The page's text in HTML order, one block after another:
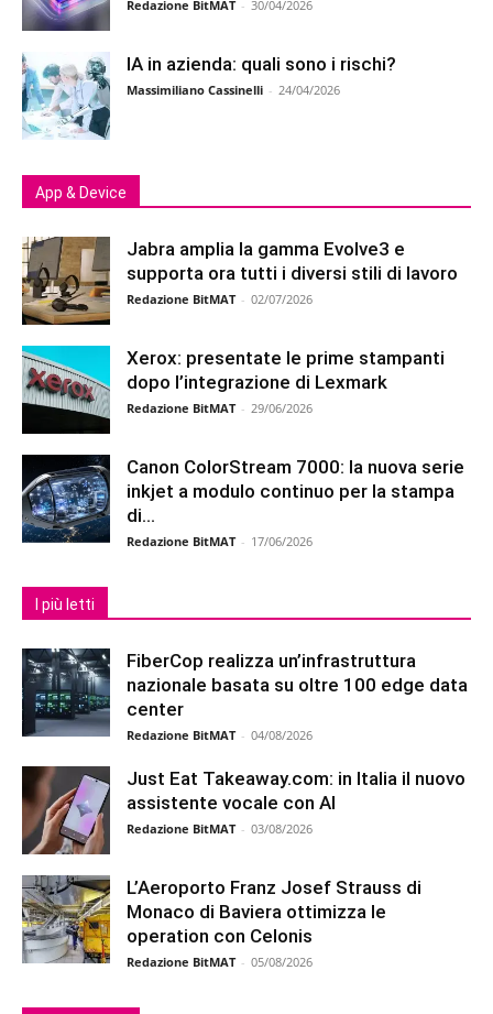
Redazione BitMAT - 30/04/2026
IA in azienda: quali sono i rischi?
Massimiliano Cassinelli - 24/04/2026
App & Device
Jabra amplia la gamma Evolve3 e
supporta ora tutti i diversi stili di lavoro
Redazione BitMAT - 02/07/2026
Xerox: presentate le prime stampanti
dopo l’integrazione di Lexmark
Redazione BitMAT - 29/06/2026
Canon ColorStream 7000: la nuova serie
inkjet a modulo continuo per la stampa
di...
Redazione BitMAT - 17/06/2026
I più letti
FiberCop realizza un’infrastruttura
nazionale basata su oltre 100 edge data
center
Redazione BitMAT - 04/08/2026
Just Eat Takeaway.com: in Italia il nuovo
assistente vocale con AI
Redazione BitMAT - 03/08/2026
L’Aeroporto Franz Josef Strauss di
Monaco di Baviera ottimizza le
operation con Celonis
Redazione BitMAT - 05/08/2026